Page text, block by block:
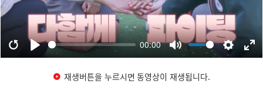
재생버튼을 누르시면 동영상이 재생됩니다.